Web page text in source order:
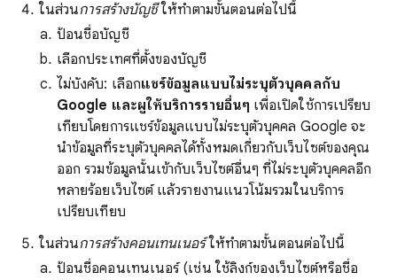
ในส่วนการสร้างบัญชีให้ทำตามขั้นตอนต่อไปนี้
ป้อนชื่อบัญชี
เลือกประเทศที่ตั้งของบัญชี
ไม่บังคับ: เลือกแชร์ข้อมูลแบบไม่ระบุตัวบุคคลกับ
Google และผู้ให้บริการรายอื่นๆ เพื่อเปิดใช้การเปรียบ
เทียบโดยการแชร์ข้อมูลแบบไม่ระบุตัวบุคคล Google จะ
นำข้อมูลที่ระบุตัวบุคคลได้ทั้งหมดเกี่ยวกับเว็บไซต์ของคุณ
ออก รวมข้อมูลนั้นเข้ากับเว็บไซต์อื่นๆ ที่ไม่ระบุตัวบุคคลอีก
หลายร้อยเว็บไซต์ แล้วรายงานแนวโน้มรวมในบริการ
เปรียบเทียบ
ในส่วนการสร้างคอนเทนเนอร์ให้ทำตามขั้นตอนต่อไปนี้
ป้อนชื่อคอนเทนเนอร์ (เช่น ใช้ลิงก์ของเว็บไซต์หรือชื่อ